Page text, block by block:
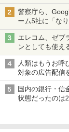
ち・ざ・ろーど
警察庁ら、
ーム5社に「な
真や映像を使っ
エレコム、ゼブ
ンとしても使え
も、持ち替えず
人類はもうお呼
対象の広告配信
国内の銀行・信
状態だったのは